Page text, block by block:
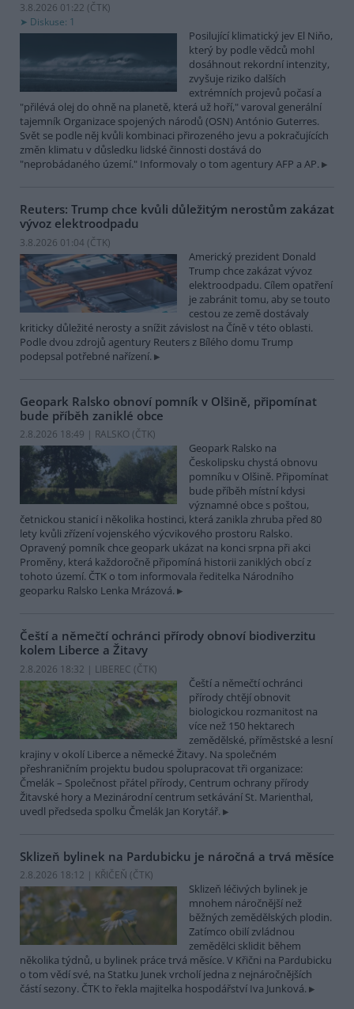
3.8.2026 01:22 (ČTK)
Diskuse: 1
Posilující klimatický jev El Niňo,
který by podle vědců mohl
dosáhnout rekordní intenzity,
zvyšuje riziko dalších
extrémních projevů počasí a
"přilévá olej do ohně na planetě, která už hoří," varoval generální
tajemník Organizace spojených národů (OSN) António Guterres.
Svět se podle něj kvůli kombinaci přirozeného jevu a pokračujících
změn klimatu v důsledku lidské činnosti dostává do
"neprobádaného území." Informovaly o tom agentury AFP a AP.
Reuters: Trump chce kvůli důležitým nerostům zakázat
vývoz elektroodpadu
3.8.2026 01:04 (ČTK)
Americký prezident Donald
Trump chce zakázat vývoz
elektroodpadu. Cílem opatření
je zabránit tomu, aby se touto
cestou ze země dostávaly
kriticky důležité nerosty a snížit závislost na Číně v této oblasti.
Podle dvou zdrojů agentury Reuters z Bílého domu Trump
podepsal potřebné nařízení.
Geopark Ralsko obnoví pomník v Olšině, připomínat
bude příběh zaniklé obce
2.8.2026 18:49 | RALSKO (ČTK)
Geopark Ralsko na
Českolipsku chystá obnovu
pomníku v Olšině. Připomínat
bude příběh místní kdysi
významné obce s poštou,
četnickou stanicí i několika hostinci, která zanikla zhruba před 80
lety kvůli zřízení vojenského výcvikového prostoru Ralsko.
Opravený pomník chce geopark ukázat na konci srpna při akci
Proměny, která každoročně připomíná historii zaniklých obcí z
tohoto území. ČTK o tom informovala ředitelka Národního
geoparku Ralsko Lenka Mrázová.
Čeští a němečtí ochránci přírody obnoví biodiverzitu
kolem Liberce a Žitavy
2.8.2026 18:32 | LIBEREC (ČTK)
Čeští a němečtí ochránci
přírody chtějí obnovit
biologickou rozmanitost na
více než 150 hektarech
zemědělské, příměstské a lesní
krajiny v okolí Liberce a německé Žitavy. Na společném
přeshraničním projektu budou spolupracovat tři organizace:
Čmelák – Společnost přátel přírody, Centrum ochrany přírody
Žitavské hory a Mezinárodní centrum setkávání St. Marienthal,
uvedl předseda spolku Čmelák Jan Korytář.
Sklizeň bylinek na Pardubicku je náročná a trvá měsíce
2.8.2026 18:12 | KŘIČEŇ (ČTK)
Sklizeň léčivých bylinek je
mnohem náročnější než
běžných zemědělských plodin.
Zatímco obilí zvládnou
zemědělci sklidit během
několika týdnů, u bylinek práce trvá měsíce. V Křični na Pardubicku
o tom vědí své, na Statku Junek vrcholí jedna z nejnáročnějších
částí sezony. ČTK to řekla majitelka hospodářství Iva Junková.